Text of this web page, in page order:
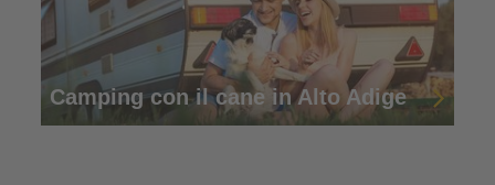
Camping con il cane in Alto Adige